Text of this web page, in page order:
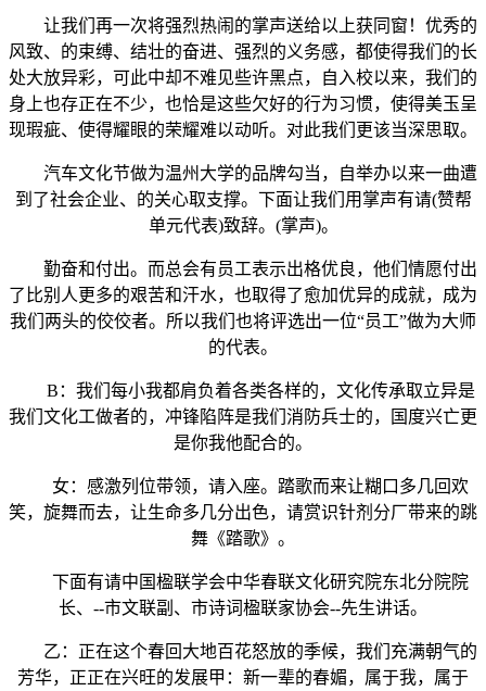
让我们再一次将强烈热闹的掌声送给以上获同窗！优秀的
风致、的束缚、结壮的奋进、强烈的义务感，都使得我们的长
处大放异彩，可此中却不难见些许黑点，自入校以来，我们的
身上也存正在不少，也恰是这些欠好的行为习惯，使得美玉呈
现瑕疵、使得耀眼的荣耀难以动听。对此我们更该当深思取。
汽车文化节做为温州大学的品牌勾当，自举办以来一曲遭
到了社会企业、的关心取支撑。下面让我们用掌声有请(赞帮
单元代表)致辞。(掌声)。
勤奋和付出。而总会有员工表示出格优良，他们情愿付出
了比别人更多的艰苦和汗水，也取得了愈加优异的成就，成为
我们两头的佼佼者。所以我们也将评选出一位“员工”做为大师
的代表。
B：我们每小我都肩负着各类各样的，文化传承取立异是
我们文化工做者的，冲锋陷阵是我们消防兵士的，国度兴亡更
是你我他配合的。
女：感激列位带领，请入座。踏歌而来让糊口多几回欢
笑，旋舞而去，让生命多几分出色，请赏识针剂分厂带来的跳
舞《踏歌》。
下面有请中国楹联学会中华春联文化研究院东北分院院
长、--市文联副、市诗词楹联家协会--先生讲话。
乙：正在这个春回大地百花怒放的季候，我们充满朝气的
芳华，正正在兴旺的发展甲：新一辈的春媚，属于我，属于